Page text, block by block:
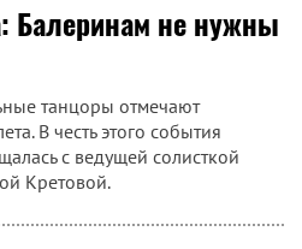
Балеринам не нужны
танцоры отмечают
В честь этого события
c ведущей солисткой
Кретовой.